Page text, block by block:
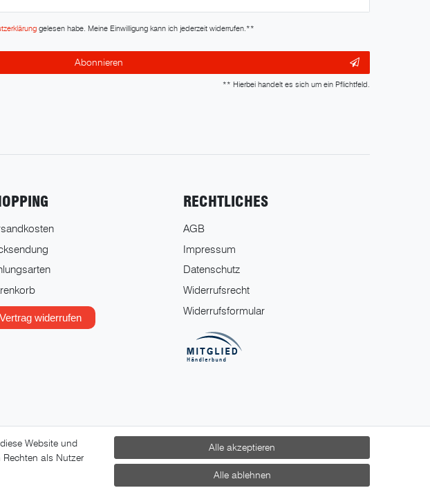
gelesen habe. Meine Einwilligung kann ich jederzeit widerrufen.**
Abonnieren
** Hierbei handelt es sich um ein Pflichtfeld.
Vertrag widerrufen
RECHTLICHES
AGB
Impressum
Datenschutz
Widerrufsrecht
Widerrufsformular
vorbehalten.
Website und
als Nutzer
Alle akzeptieren
Alle ablehnen